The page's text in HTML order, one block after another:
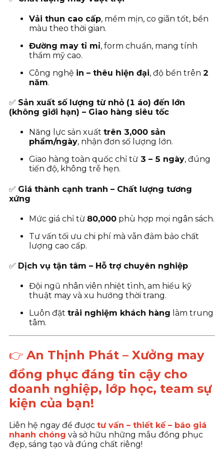
Vải thun cao cấp, mềm mịn, co giãn tốt, bền
màu theo thời gian.
Đường may tỉ mỉ, form chuẩn, mang tính
thẩm mỹ cao.
Công nghệ in – thêu hiện đại, độ bền trên 2
năm.
✅ Sản xuất số lượng từ nhỏ (1 áo) đến lớn
(không giới hạn) – Giao hàng siêu tốc
Năng lực sản xuất trên 3,000 sản
phẩm/ngày, nhận đơn số lượng lớn.
Giao hàng toàn quốc chỉ từ 3 – 5 ngày, đúng
tiến độ, không trễ hẹn.
✅ Giá thành cạnh tranh – Chất lượng tương
xứng
Mức giá chỉ từ 80,000 phù hợp mọi ngân sách.
Tư vấn tối ưu chi phí mà vẫn đảm bảo chất
lượng cao cấp.
✅ Dịch vụ tận tâm – Hỗ trợ chuyên nghiệp
Đội ngũ nhân viên nhiệt tình, am hiểu kỹ
thuật may và xu hướng thời trang.
Luôn đặt trải nghiệm khách hàng làm trung
tâm.
👉 An Thịnh Phát – Xưởng may
đồng phục đáng tin cậy cho
doanh nghiệp, lớp học, team sự
kiện của bạn!
Liên hệ ngay để được tư vấn – thiết kế – báo giá
nhanh chóng và sở hữu những mẫu đồng phục
đẹp, sáng tạo và đúng chất riêng!